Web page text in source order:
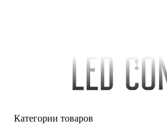
Категории товаров